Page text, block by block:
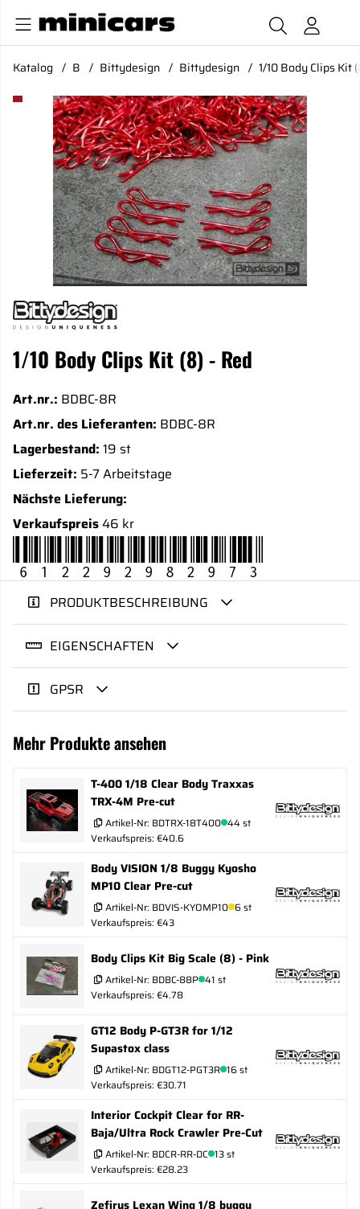
Katalog B Bittydesign Bittydesign 1/10 Body Clips Kit
Produktbilder 1/10 Body Clips Kit (8) - Red
1/10 Body Clips Kit (8) - Red
Art.nr.: BDBC-8R
Art.nr. des Lieferanten: BDBC-8R
Lagerbestand: 19 st
Lieferzeit: 5-7 Arbeitstage
Nächste Lieferung:
Verkaufspreis46 kr
612292982973
PRODUKTBESCHREIBUNG
EIGENSCHAFTEN
GPSR
Mehr Produkte ansehen
T-400 1/18 Clear Body Traxxas
TRX-4M Pre-cut
Artikel-Nr: BDTRX-18T400 44 st
Verkaufspreis: €40.6
Body VISION 1/8 Buggy Kyosho
MP10 Clear Pre-cut
Artikel-Nr: BDVIS-KYOMP10 6 st
Verkaufspreis: €43
Body Clips Kit Big Scale (8) - Pink
Artikel-Nr: BDBC-88P 41 st
Verkaufspreis: €4.78
GT12 Body P-GT3R for 1/12
Supastox class
Artikel-Nr: BDGT12-PGT3R 16 st
Verkaufspreis: €30.71
Interior Cockpit Clear for RR-
Baja/Ultra Rock Crawler Pre-Cut
Artikel-Nr: BDCR-RR-DC 13 st
Verkaufspreis: €28.23
Zefirus Lexan Wing 1/8 buggy